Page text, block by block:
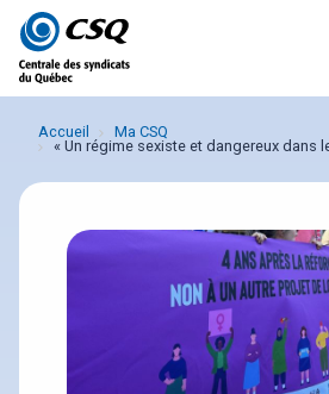
Passer
au
menu
Passer
au
contenu
Accueil
Ma CSQ
« Un régime sexiste et dangereux dans